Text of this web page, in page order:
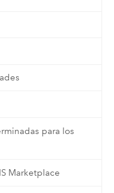
para los
Marketplace